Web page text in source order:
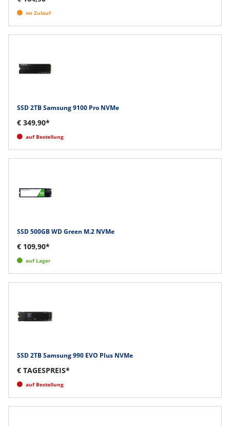
im Zulauf
SSD 2TB Samsung 9100 Pro NVMe
€ 349,90*
auf Bestellung
SSD 500GB WD Green M.2 NVMe
€ 109,90*
auf Lager
SSD 2TB Samsung 990 EVO Plus NVMe
€ TAGESPREIS*
auf Bestellung